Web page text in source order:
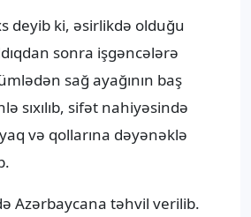
deyib ki, əsirlikdə olduğu
sonra işgəncələrə
sağ ayağının baş
sıxılıb, sifət nahiyəsində
və qollarına dəyənəklə
Azərbaycana təhvil verilib.